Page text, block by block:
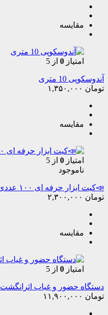
مقایسه
امتیاز 0 از 5
آندوسکوپی 10 متری
تومان
مقایسه
امتیاز 0 از 5
ناموجود
📣کیت ابزار حرفه ای ۱۰۰ عددی باس📣
تومان
مقایسه
امتیاز 0 از 5
دستگاه حضور و غیاب اثرانگشت Kx19w
تومان